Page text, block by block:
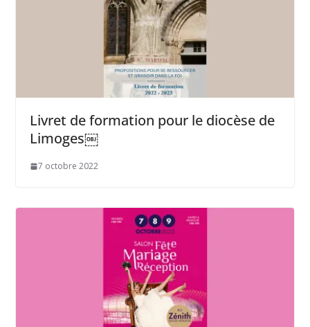
Livret de formation pour le diocèse de
Limoges￼
7 octobre 2022